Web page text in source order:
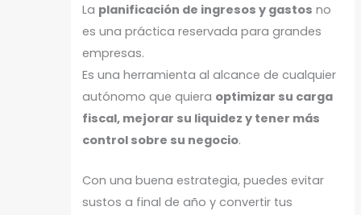
La planificación de ingresos y gastos no
es una práctica reservada para grandes
empresas.
Es una herramienta al alcance de cualquier
autónomo que quiera optimizar su carga
fiscal, mejorar su liquidez y tener más
control sobre su negocio.
Con una buena estrategia, puedes evitar
sustos a final de año y convertir tus